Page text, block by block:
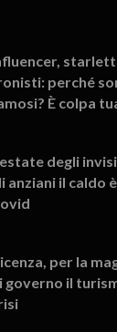
perché
È colpa
degli
anziani il caldo
per la
governo il